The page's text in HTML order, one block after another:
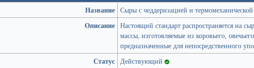
Название Сыры с чеддеризацией и
Описание Настоящий стандарт распространяется на
массы, изготовляемые из коровьего,
предназначенные для непосредственного
Статус Действующий